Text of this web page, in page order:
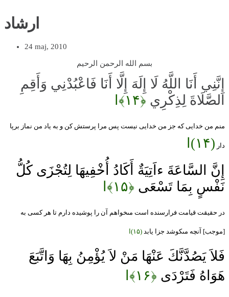
ارشاد
24 maj, 2010
بسم الله الرحمن الرحیم
إِنَّنِي أَنَا اللَّهُ لَا إِلَهَ إِلَّا أَنَا فَاعْبُدْنِي وَأَقِمِ
الصَّلَاةَ لِذِكْرِي ﴿۱۴﴾ا
منم من خدايى كه جز من خدايى نيست پس مرا پرستش كن و به ياد من نماز برپا
دار (۱۴)ا
إِنَّ السَّاعَةَ ءاَتِيَةٌ أَكَادُ أُخْفِيهَا لِتُجْزَى كُلُّ
نَفْسٍ بِمَا تَسْعَى ﴿۱۵﴾ا
در حقيقت قيامت فرارسنده است مى‏خواهم آن را پوشيده دارم تا هر كسى به
[موجب] آنچه مى‏كوشد جزا يابد (۱۵)ا
فَلاَ يَصُدَّنَّكَ عَنْهَا مَنْ لاَ يُؤْمِنُ بِهَا وَاتَّبَعَ
هَوَاهُ فَتَرْدَى ﴿۱۶﴾ا